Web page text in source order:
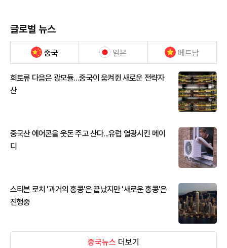
글로벌 뉴스
중국 일본 베트남
희토류 다음은 광모듈…중국이 움켜쥔 새로운 전략자
산
중국산 에어콘을 웃돈 주고 산다...유럽 열광시킨 메이
디
스티븐 로치 '과거의 홍콩'은 끝났지만 '새로운 홍콩'은
진행중
중국뉴스 더보기